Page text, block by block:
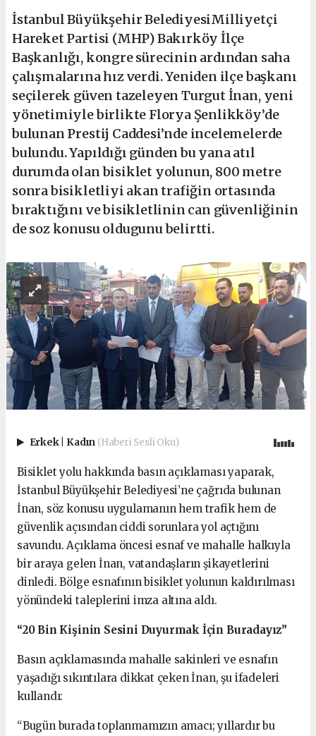
İstanbul Büyükşehir BelediyesiMilliyetçi
Hareket Partisi (MHP) Bakırköy İlçe
Başkanlığı, kongre sürecinin ardından saha
çalışmalarına hız verdi. Yeniden ilçe başkanı
seçilerek güven tazeleyen Turgut İnan, yeni
yönetimiyle birlikte Florya Şenlikköy’de
bulunan Prestij Caddesi’nde incelemelerde
bulundu. Yapıldığı günden bu yana atıl
durumda olan bisiklet yolunun, 800 metre
sonra bisikletliyi akan trafiğin ortasında
bıraktığını ve bisikletlinin can güvenliğinin
de soz konusu oldugunu belirtti.
Erkek Kadın (Haberi Sesli Oku)
Bisiklet yolu hakkında basın açıklaması yaparak,
İstanbul Büyükşehir Belediyesi’ne çağrıda bulunan
İnan, söz konusu uygulamanın hem trafik hem de
güvenlik açısından ciddi sorunlara yol açtığını
savundu. Açıklama öncesi esnaf ve mahalle halkıyla
bir araya gelen İnan, vatandaşların şikayetlerini
dinledi. Bölge esnafının bisiklet yolunun kaldırılması
yönündeki taleplerini imza altına aldı.
“20 Bin Kişinin Sesini Duyurmak İçin Buradayız”
Basın açıklamasında mahalle sakinleri ve esnafın
yaşadığı sıkıntılara dikkat çeken İnan, şu ifadeleri
kullandı:
“Bugün burada toplanmamızın amacı; yıllardır bu